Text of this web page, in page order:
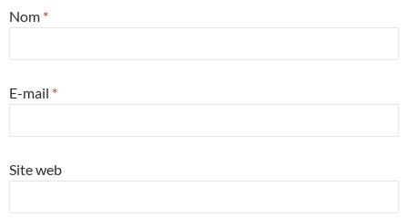
Nom *
E-mail *
Site web